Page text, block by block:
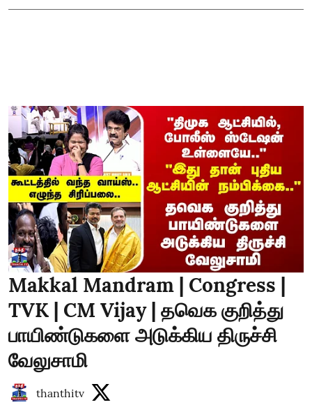
Makkal Mandram | Congress |
TVK | CM Vijay | தவெக குறித்து
பாயிண்டுகளை அடுக்கிய திருச்சி
வேலுசாமி
thanthitv